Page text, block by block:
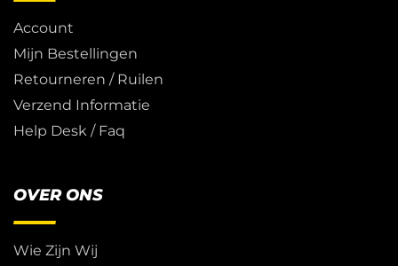
Account
Mijn Bestellingen
Retourneren / Ruilen
Verzend Informatie
Help Desk / Faq
OVER ONS
Wie Zijn Wij